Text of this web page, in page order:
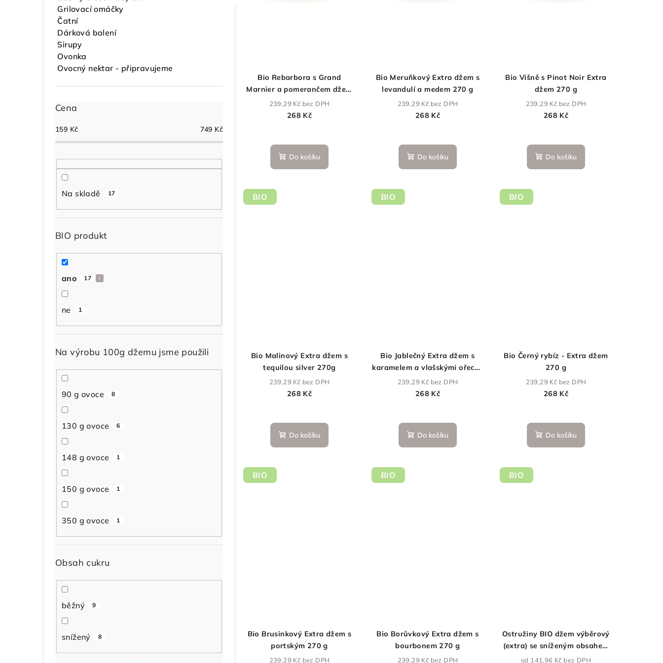
Grilovací omáčky
Čatní
Dárková balení
Sirupy
Ovonka
Ovocný nektar - připravujeme
Cena
159 Kč 749 Kč
Na skladě 17
BIO produkt
ano 17
ne 1
Na výrobu 100g džemu jsme použili
90 g ovoce 8
130 g ovoce 6
148 g ovoce 1
150 g ovoce 1
350 g ovoce 1
Obsah cukru
běžný 9
snížený 8
t
Bio Rebarbora s Grand
Marnier a pomerančem džem
270 g
239,29 Kč bez DPH
268 Kč
Do košíku
Bio Meruňkový Extra džem s
levandulí a medem 270 g
239,29 Kč bez DPH
268 Kč
hodnocení
produktu
je
Do košíku
Bio Višně s Pinot Noir Extra
džem 270 g
239,29 Kč bez DPH
268 Kč
Do košíku
BIO
Bio Malinový Extra džem s
tequilou silver 270g
239,29 Kč bez DPH
268 Kč
Do košíku
BIO
Bio Jablečný Extra džem s
karamelem a vlašskými ořechy
270 g
239,29 Kč bez DPH
268 Kč
Do košíku
BIO
Bio Černý rybíz - Extra džem
270 g
239,29 Kč bez DPH
268 Kč
Do košíku
BIO
Bio Brusinkový Extra džem s
portským 270 g
239,29 Kč bez DPH
BIO
Bio Borůvkový Extra džem s
bourbonem 270 g
239,29 Kč bez DPH
BIO
Ostružiny BIO džem výběrový
(extra) se sníženým obsahem
cukru
od 141,96 Kč bez DPH